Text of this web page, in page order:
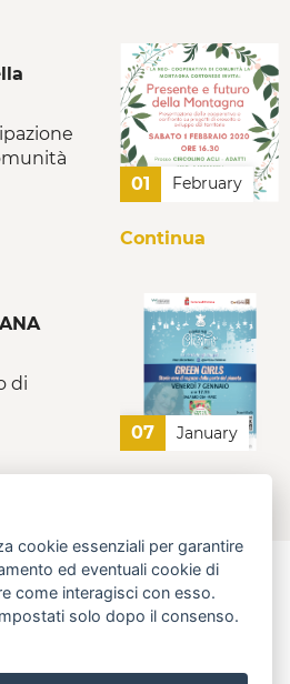
01 February
Continua
07 January
di
online
credito e turismo
cookie essenziali per garantire
ed eventuali cookie di
come interagisci con esso.
solo dopo il consenso.